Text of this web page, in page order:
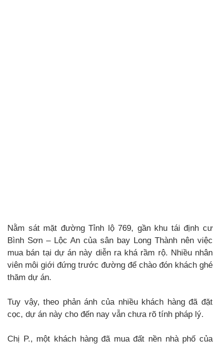
Nằm sát mặt đường Tỉnh lộ 769, gần khu tái định cư
Bình Sơn – Lộc An của sân bay Long Thành nên việc
mua bán tại dự án này diễn ra khá rầm rộ. Nhiều nhân
viên môi giới đứng trước đường để chào đón khách ghé
thăm dự án.
Tuy vậy, theo phản ánh của nhiều khách hàng đã đặt
cọc, dự án này cho đến nay vẫn chưa rõ tính pháp lý.
Chị P., một khách hàng đã mua đất nền nhà phố của